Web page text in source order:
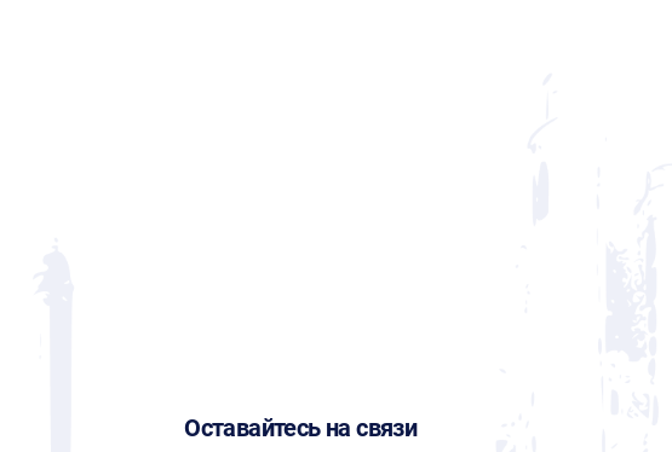
Оставайтесь на связи